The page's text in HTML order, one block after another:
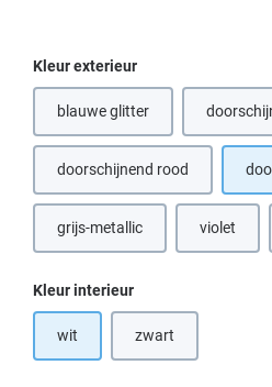
Selecteer
Kleur exterieur
blauwe glitter
doorschijnend rood
grijs-metallic(Deze optie is momenteel
violet
Selecteer
Kleur interieur
wit zwart(Deze optie is